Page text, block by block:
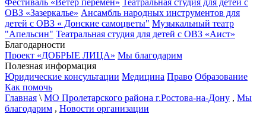
ОВЗ «Зазеркалье» Ансамбль народных инструментов для
детей с ОВЗ « Донские самоцветы" Музыкальный театр
"Апельсин" Театральная студия для детей с ОВЗ «Аист»
Благодарности
Проект «ДОБРЫЕ ЛИЦА» Мы благодарим
Полезная информация
Юридические консультации Медицина Право Образование
Как помочь
Главная \ МО Пролетарского района г.Ростова-на-Дону , Мы
благодарим , Новости организации